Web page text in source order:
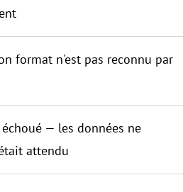
format n'est pas reconnu par
— les données ne
attendu